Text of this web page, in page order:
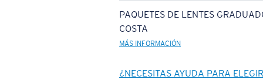
PAQUETES DE LENTES
COSTA
MÁS INFORMACIÓN
¿NECESITAS AYUDA PARA